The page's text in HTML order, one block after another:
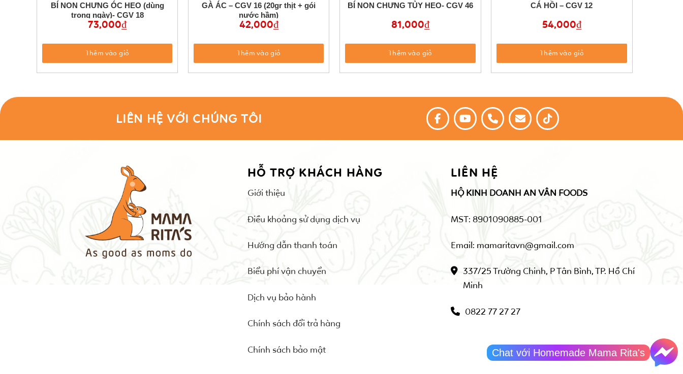
BÍ NON CHƯNG ÓC HEO (dùng
trong ngày)- CGV 18
73,000₫
Thêm vào giỏ
GÀ ÁC – CGV 16 (20gr thịt + gói
nước hầm)
42,000₫
Thêm vào giỏ
BÍ NON CHƯNG TỦY HEO- CGV 46
81,000₫
Thêm vào giỏ
CÁ HỒI – CGV 12
54,000₫
Thêm vào giỏ
LIÊN HỆ VỚI CHÚNG TÔI
HỖ TRỢ KHÁCH HÀNG
Giới thiệu
Điều khoảng sử dụng dịch vụ
Hướng dẫn thanh toán
Biểu phí vận chuyển
Dịch vụ bảo hành
Chính sách đổi trả hàng
Chính sách bảo mật
LIÊN HỆ
HỘ KINH DOANH AN VÂN FOODS
MST: 8901090885-001
Email: mamaritavn@gmail.com
337/25 Trường Chinh, P Tân Bình, TP. Hồ Chí
Minh
0822 77 27 27
Chat với Homemade Mama Rita's